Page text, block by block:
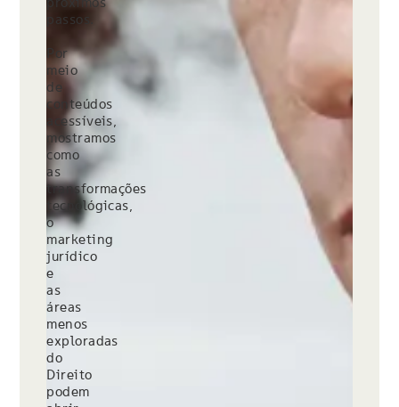
passos.
Por
meio
de
conteúdos
acessíveis,
mostramos
como
as
transformações
tecnológicas,
o
marketing
jurídico
e
as
áreas
menos
exploradas
do
Direito
podem